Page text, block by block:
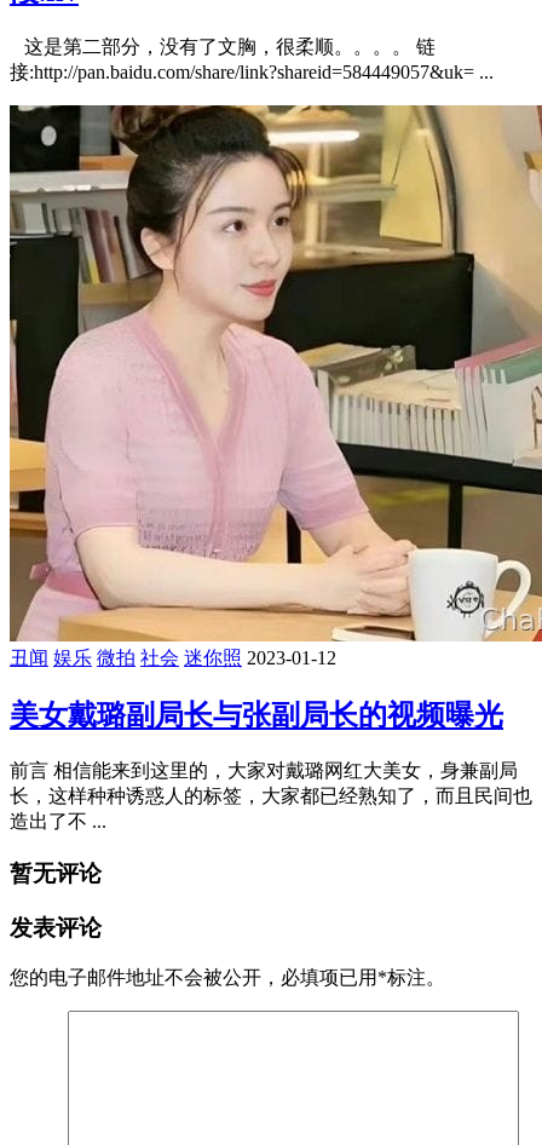
这是第二部分，没有了文胸，很柔顺。。。。 链
接:http://pan.baidu.com/share/link?shareid=584449057&uk= ...
丑闻 娱乐 微拍 社会 迷你照 2023-01-12
美女戴璐副局长与张副局长的视频曝光
前言 相信能来到这里的，大家对戴璐网红大美女，身兼副局
长，这样种种诱惑人的标签，大家都已经熟知了，而且民间也
造出了不 ...
暂无评论
发表评论
您的电子邮件地址不会被公开， 必填项已用 *标注。